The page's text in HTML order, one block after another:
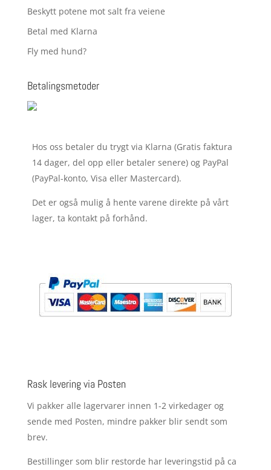
Beskytt potene mot salt fra veiene
Betal med Klarna
Fly med hund?
Betalingsmetoder
Hos oss betaler du trygt via Klarna (Gratis faktura
14 dager, del opp eller betaler senere) og PayPal
(PayPal-konto, Visa eller Mastercard).
Det er også mulig å hente varene direkte på vårt
lager, ta kontakt på forhånd.
Rask levering via Posten
Vi pakker alle lagervarer innen 1-2 virkedager og
sende med Posten, mindre pakker blir sendt som
brev.
Bestillinger som blir restorde har leveringstid på ca